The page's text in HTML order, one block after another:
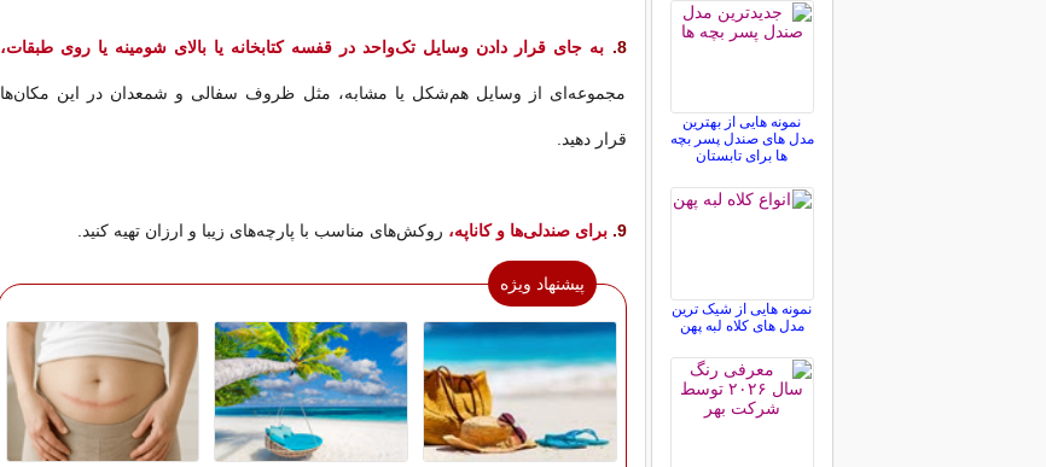
8. به جای قرار دادن وسایل تک‌واحد در قفسه کتابخانه یا بالای شومینه یا روی طبقات،
مجموعه‌ای از وسایل هم‌شكل یا مشابه، مثل ظروف سفالی و شمعدان در این مكان‌ها
قرار دهید.
9. برای صندلی‌ها و کاناپه، روکش‌های مناسب با پارچه‌های زیبا و ارزان تهیه کنید.
پیشنهاد ویژه
نمونه هایی از بهترین
مدل های صندل پسر بچه
ها برای تابستان
نمونه هایی از شیک ترین
مدل های کلاه لبه پهن